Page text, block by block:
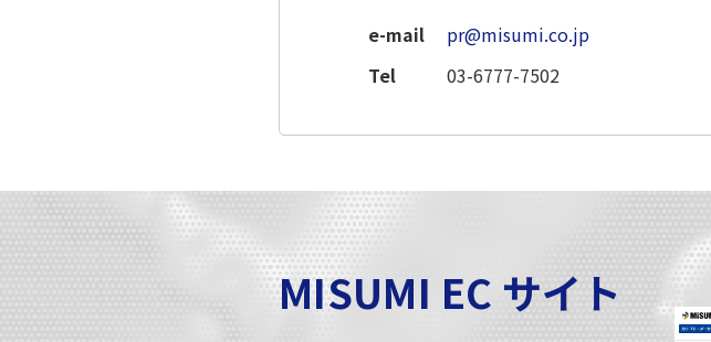
e-mail
pr@misumi.co.jp
Tel
03-6777-7502
MISUMI EC サイト